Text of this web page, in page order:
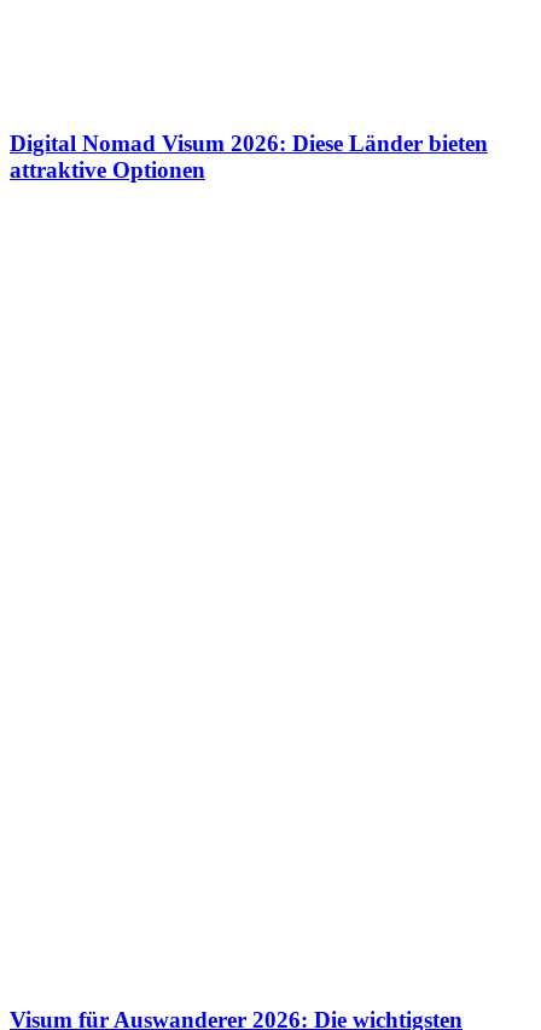
Digital Nomad Visum 2026: Diese Länder bieten
attraktive Optionen
Visum für Auswanderer 2026: Die wichtigsten